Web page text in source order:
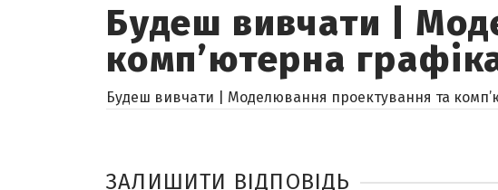
Будеш вивчати |
комп’ютерна
Будеш вивчати | Моделювання проектування та
ЗАЛИШИТИ ВІДПОВІДЬ